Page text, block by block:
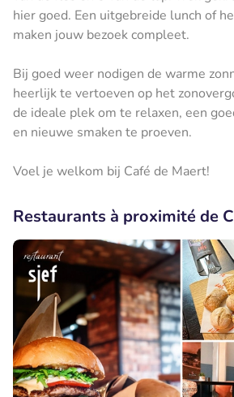
hier goed. Een uitgebreide lunch of
maken jouw bezoek compleet.
Bij goed weer nodigen de warme
heerlijk te vertoeven op het
de ideale plek om te relaxen, een
en nieuwe smaken te proeven.
Voel je welkom bij Café de Maert!
Restaurants à proximité de